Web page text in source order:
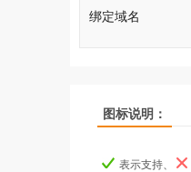
绑定域名
产品名称
产品名称
产品名称
图标说明：
表示支持、